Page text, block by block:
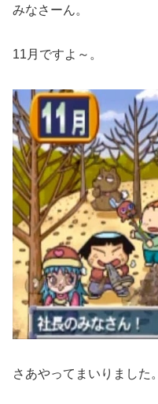
みなさーん。
11月ですよ～。
さあやってまいりました。